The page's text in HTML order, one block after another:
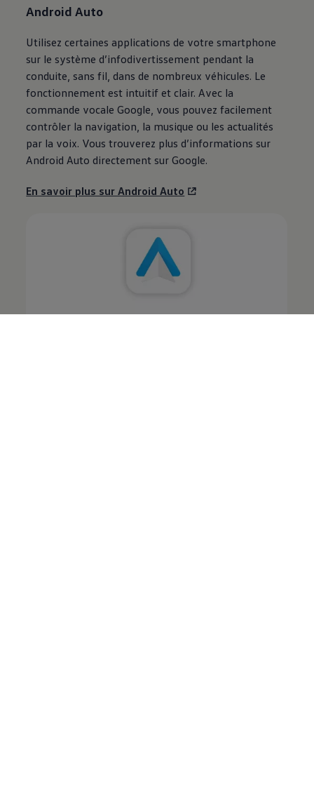
Android Auto
Utilisez certaines applications de votre smartphone
sur le système d’infodivertissement pendant la
conduite, sans fil, dans de nombreux véhicules. Le
fonctionnement est intuitif et clair. Avec la
commande vocale Google, vous pouvez facilement
contrôler la navigation, la musique ou les actualités
par la voix. Vous trouverez plus d’informations sur
Android Auto directement sur Google.
En savoir plus sur Android Auto